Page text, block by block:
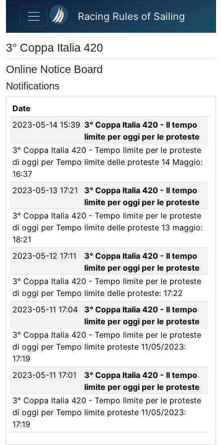
Skip to main content
Racing Rules of Sailing
3° Coppa Italia 420
Online Notice Board
Notifications
Date
2023-05-14 15:39 3° Coppa Italia 420 - Il tempo
limite per oggi per le proteste
3° Coppa Italia 420 - Tempo limite per le proteste
di oggi per Tempo limite delle proteste 14 Maggio:
16:37
2023-05-13 17:21
3° Coppa Italia 420 - Il tempo
limite per oggi per le proteste
3° Coppa Italia 420 - Tempo limite per le proteste
di oggi per Tempo limite delle proteste 13 maggio:
18:21
2023-05-12 17:11
3° Coppa Italia 420 - Il tempo
limite per oggi per le proteste
3° Coppa Italia 420 - Tempo limite per le proteste
di oggi per Tempo limite delle proteste: 17:22
2023-05-11 17:04
3° Coppa Italia 420 - Il tempo
limite per oggi per le proteste
3° Coppa Italia 420 - Tempo limite per le proteste
di oggi per Tempo limite proteste 11/05/2023:
17:19
2023-05-11 17:01
3° Coppa Italia 420 - Il tempo
limite per oggi per le proteste
3° Coppa Italia 420 - Tempo limite per le proteste
di oggi per Tempo limite proteste 11/05/2023:
17:19